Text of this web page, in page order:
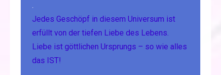
.
Jedes Geschöpf in diesem Universum ist
erfüllt von der tiefen Liebe des Lebens.
Liebe ist göttlichen Ursprungs – so wie alles
das IST!